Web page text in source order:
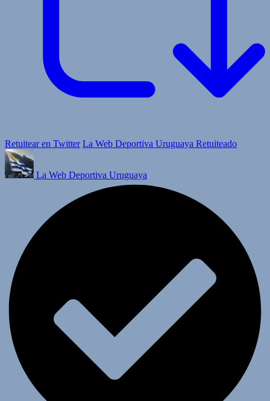
Retuitear en Twitter La Web Deportiva Uruguaya Retuiteado
La Web Deportiva Uruguaya